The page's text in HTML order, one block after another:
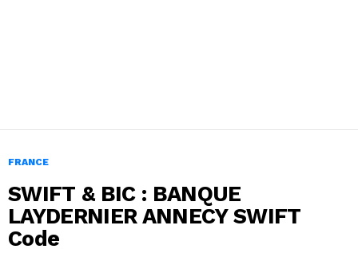
FRANCE
SWIFT & BIC : BANQUE
LAYDERNIER ANNECY SWIFT
Code